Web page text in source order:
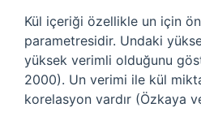
Kül içeriği özellikle un için
parametresidir. Undaki
yüksek verimli olduğunu
2000). Un verimi ile kül
korelasyon vardır (Özkaya